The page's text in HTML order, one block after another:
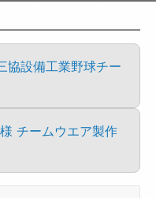
協設備工業野球チー
チームウエア製作